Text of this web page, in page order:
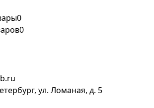
0
0
ул. Ломаная, д. 5